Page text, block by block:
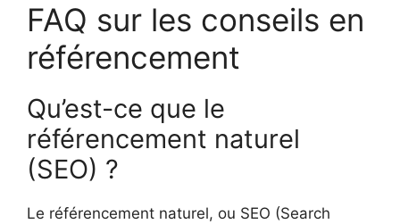
FAQ sur les conseils en
référencement
Qu’est-ce que le
référencement naturel
(SEO) ?
Le référencement naturel, ou SEO (Search